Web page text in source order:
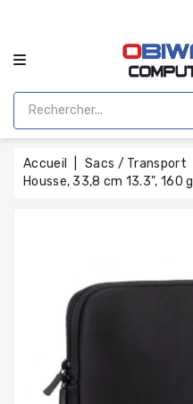
Accueil Sacs / Transport
Housse, 33,8 cm 13.3", 160 g